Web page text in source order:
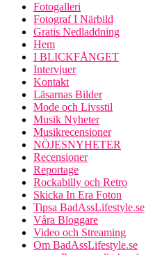
Fotogalleri
Fotograf I Närbild
Gratis Nedladdning
Hem
I BLICKFÅNGET
Intervjuer
Kontakt
Läsarnas Bilder
Mode och Livsstil
Musik Nyheter
Musikrecensioner
NÖJESNYHETER
Recensioner
Reportage
Rockabilly och Retro
Skicka In Era Foton
Tipsa BadAssLifestyle.se
Våra Bloggare
Video och Streaming
Om BadAssLifestyle.se